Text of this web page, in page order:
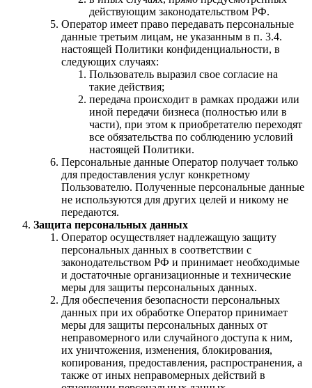
действующим законодательством РФ.
Оператор имеет право передавать персональные
данные третьим лицам, не указанным в п. 3.4.
настоящей Политики конфиденциальности, в
следующих случаях:
Пользователь выразил свое согласие на
такие действия;
передача происходит в рамках продажи или
иной передачи бизнеса (полностью или в
части), при этом к приобретателю переходят
все обязательства по соблюдению условий
настоящей Политики.
Персональные данные Оператор получает только
для предоставления услуг конкретному
Пользователю. Полученные персональные данные
не используются для других целей и никому не
передаются.
Защита персональных данных
Оператор осуществляет надлежащую защиту
персональных данных в соответствии с
законодательством РФ и принимает необходимые
и достаточные организационные и технические
меры для защиты персональных данных.
Для обеспечения безопасности персональных
данных при их обработке Оператор принимает
меры для защиты персональных данных от
неправомерного или случайного доступа к ним,
их уничтожения, изменения, блокирования,
копирования, предоставления, распространения, а
также от иных неправомерных действий в